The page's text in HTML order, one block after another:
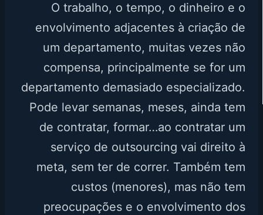
O trabalho, o tempo, o dinheiro e o
envolvimento adjacentes à criação de
um departamento, muitas vezes não
compensa, principalmente se for um
departamento demasiado especializado.
Pode levar semanas, meses, ainda tem
de contratar, formar…ao contratar um
serviço de outsourcing vai direito à
meta, sem ter de correr. Também tem
custos (menores), mas não tem
preocupações e o envolvimento dos